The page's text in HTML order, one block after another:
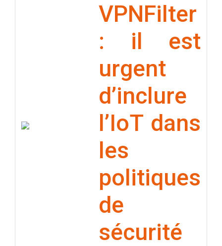
VPNFilter
: il est
urgent
d’inclure
l’IoT dans
les
politiques
de
sécurité